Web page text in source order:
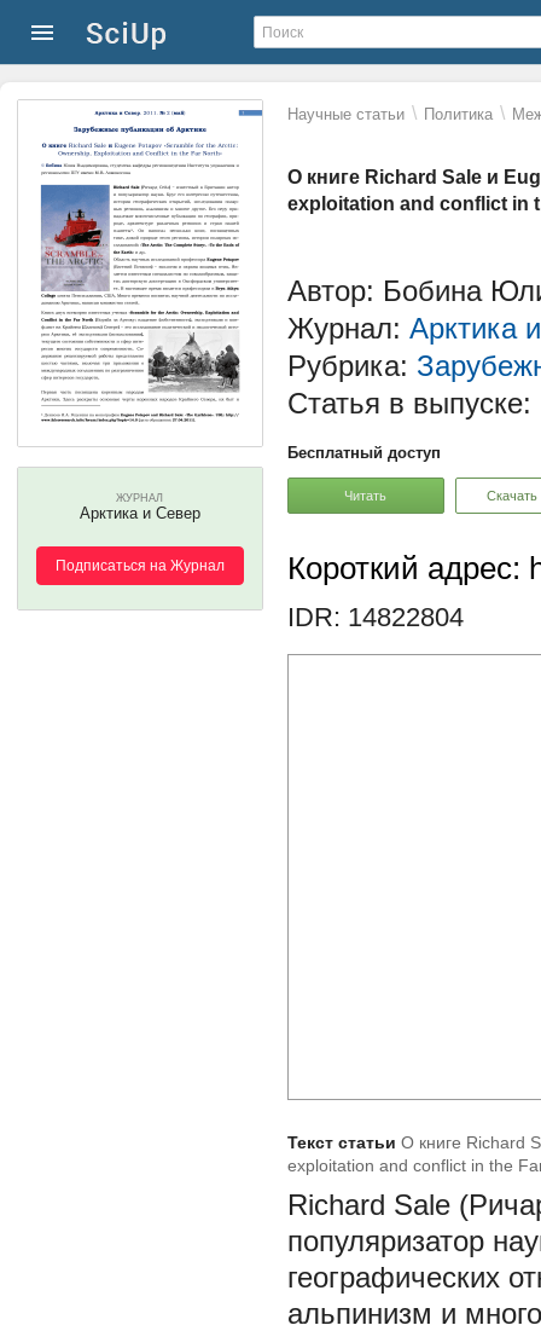
Научные статьи \ Политика \
О книге Richard Sale и
exploitation and conflict in
ЖУРНАЛ
Арктика и Север
Подписаться на Журнал
Автор: Бобина
Журнал: Арктика
Рубрика:
Статья в выпуске:
Бесплатный доступ
Читать Скачать
Короткий адрес:
IDR: 14822804
Текст статьи О книге Richard
exploitation and conflict in the
Richard Sale
популяризатор
географических
альпинизм и